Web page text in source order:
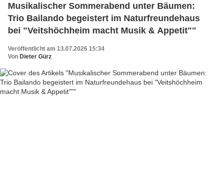
Musikalischer Sommerabend unter Bäumen:
Trio Bailando begeistert im Naturfreundehaus
bei "Veitshöchheim macht Musik & Appetit""
Veröffentlicht am 13.07.2026 15:34
Von Dieter Gürz